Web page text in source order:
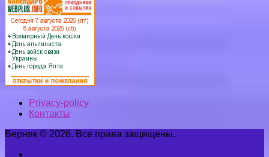
Privacy-policy
Контакты
Верняк © 2026. Все права защищены.